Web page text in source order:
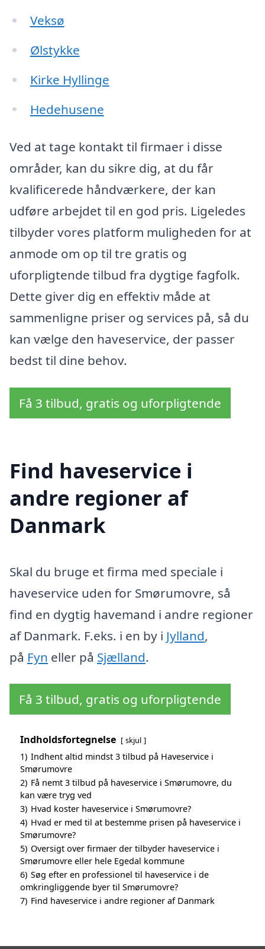
Veksø
Ølstykke
Kirke Hyllinge
Hedehusene
Ved at tage kontakt til firmaer i disse
områder, kan du sikre dig, at du får
kvalificerede håndværkere, der kan
udføre arbejdet til en god pris. Ligeledes
tilbyder vores platform muligheden for at
anmode om op til tre gratis og
uforpligtende tilbud fra dygtige fagfolk.
Dette giver dig en effektiv måde at
sammenligne priser og services på, så du
kan vælge den haveservice, der passer
bedst til dine behov.
Få 3 tilbud, gratis og uforpligtende
Find haveservice i
andre regioner af
Danmark
Skal du bruge et firma med speciale i
haveservice uden for Smørumovre, så
find en dygtig havemand i andre regioner
af Danmark. F.eks. i en by i Jylland,
på Fyn eller på Sjælland.
Få 3 tilbud, gratis og uforpligtende
Indholdsfortegnelse skjul
1) Indhent altid mindst 3 tilbud på Haveservice i
Smørumovre
2) Få nemt 3 tilbud på haveservice i Smørumovre, du
kan være tryg ved
3) Hvad koster haveservice i Smørumovre?
4) Hvad er med til at bestemme prisen på haveservice i
Smørumovre?
5) Oversigt over firmaer der tilbyder haveservice i
Smørumovre eller hele Egedal kommune
6) Søg efter en professionel til haveservice i de
omkringliggende byer til Smørumovre?
7) Find haveservice i andre regioner af Danmark